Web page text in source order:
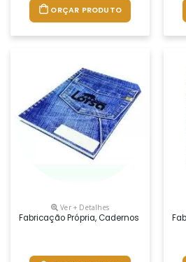
ORÇAR PRODUTO
Ver + Detalhes
Fabricação Própria, Cadernos